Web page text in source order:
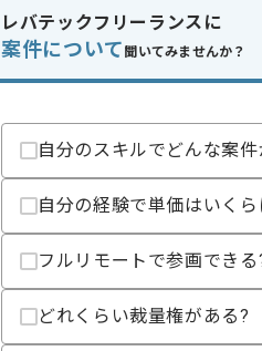
レバテックフリーランスに
案件について 聞いてみませんか？
自分のスキルでどんな案
自分の経験で単価はいく
フルリモートで参画できる
どれくらい裁量権がある?